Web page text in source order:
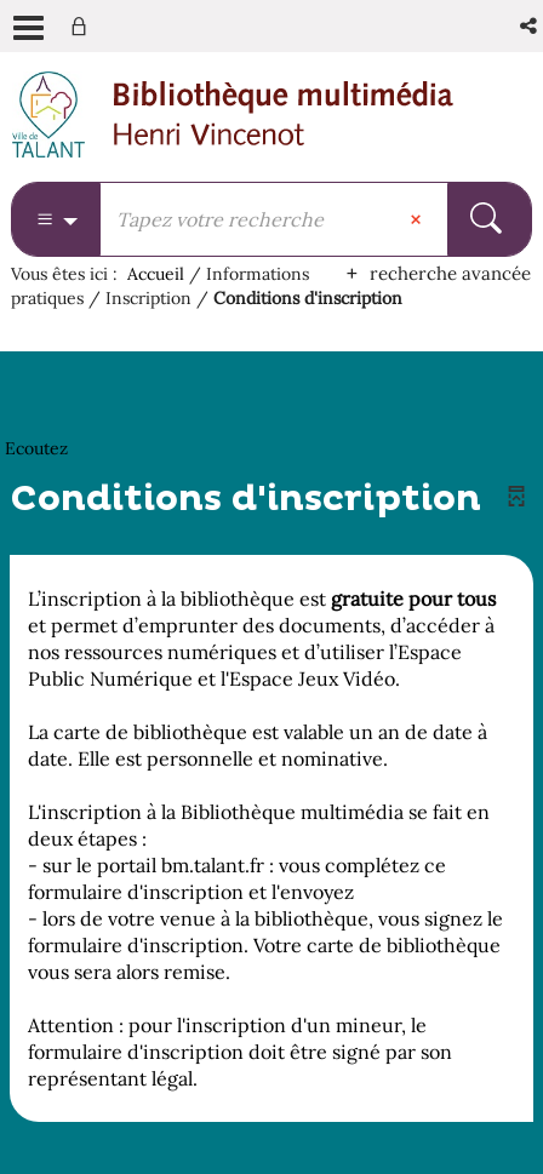
menu
contenu
recherche
recherche avancée
Vous êtes ici : Accueil / Informations
pratiques / Inscription / Conditions d'inscription
Ecoutez
Conditions d'inscription
L’inscription à la bibliothèque est gratuite pour tous
et permet d’emprunter des documents, d’accéder à
nos ressources numériques et d’utiliser l’Espace
Public Numérique et l'Espace Jeux Vidéo.
La carte de bibliothèque est valable un an de date à
date. Elle est personnelle et nominative.
L'inscription à la Bibliothèque multimédia se fait en
deux étapes :
- sur le portail bm.talant.fr : vous complétez ce
formulaire d'inscription et l'envoyez
- lors de votre venue à la bibliothèque, vous signez le
formulaire d'inscription. Votre carte de bibliothèque
vous sera alors remise.
Attention : pour l'inscription d'un mineur, le
formulaire d'inscription doit être signé par son
représentant légal.